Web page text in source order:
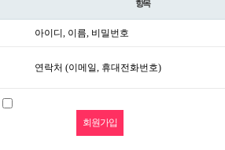
항목
아이디, 이름, 비밀번호
연락처 (이메일, 휴대전화번호)